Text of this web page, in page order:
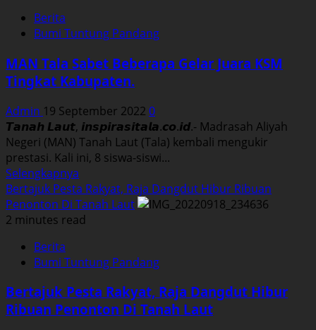
2022
Wabup
di
Paripurna
DPRD
Tala
Berita
Bumi Tuntung Pandang
MAN Tala Sabet Beberapa Gelar Juara KSM
Tingkat Kabupaten.
Admin 19 September 2022 0
𝙏𝙖𝙣𝙖𝙝 𝙇𝙖𝙪𝙩, 𝙞𝙣𝙨𝙥𝙞𝙧𝙖𝙨𝙞𝙩𝙖𝙡𝙖.𝙘𝙤.𝙞𝙙.- Madrasah Aliyah
Negeri (MAN) Tanah Laut (Tala) kembali mengukir
prestasi. Kali ini, 8 siswa-siswi...
Selengkapnya
more
about
MAN
Beberapa
Juara
KSM
Bertajuk Pesta Rakyat, Raja Dangdut Hibur Ribuan
Penonton Di Tanah Laut
2 minutes read
Berita
Bumi Tuntung Pandang
Bertajuk Pesta Rakyat, Raja Dangdut Hibur
Ribuan Penonton Di Tanah Laut